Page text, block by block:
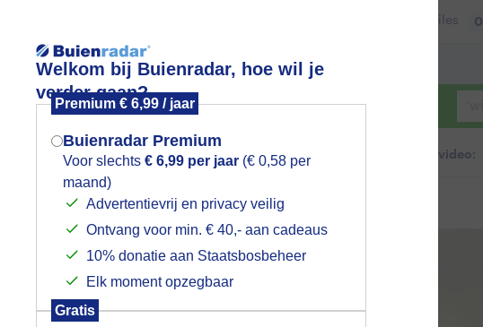
Welkom bij Buienradar, hoe wil je
verder gaan?
Premium € 6,99 / jaar
Buienradar Premium
Voor slechts € 6,99 per jaar (€ 0,58 per
maand)
Advertentievrij en privacy veilig
Ontvang voor min. € 40,- aan cadeaus
10% donatie aan Staatsbosbeheer
Elk moment opzegbaar
Gratis
Files 0
Lees meer.
Foto en video Weerzine
Zoeken in foto & video:
koolmees
Mogen we je locatie gebruiken voor
het weer?
Indien je hier nog geen akkoord op hebt
gegeven, verschijnt er zo een pop-up uit